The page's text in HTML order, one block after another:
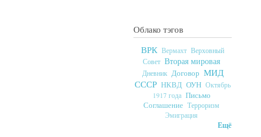
Облако тэгов
ВРК Вермахт Верховный
Совет Вторая мировая
Дневник Договор МИД
СССР НКВД ОУН Октябрь
1917 года Письмо
Соглашение Терроризм
Эмиграция
Ещё